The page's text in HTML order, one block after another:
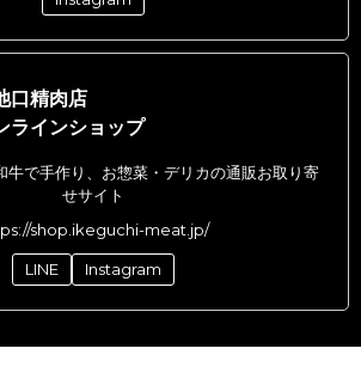
口精肉店
ラインショップ
牛で手作り、お惣菜・デリカの通販お取り寄
せサイト
shop.ikeguchi-meat.jp/
LINE Instagram